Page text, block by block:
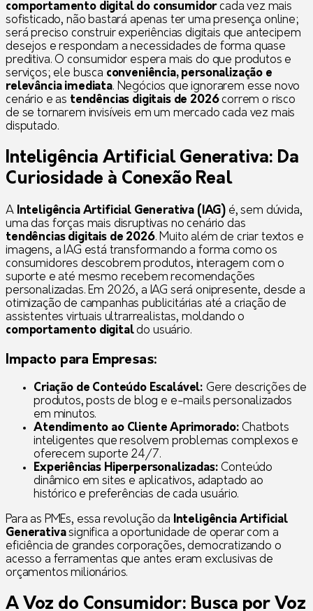
comportamento digital do consumidorcada vez mais
sofisticado, não bastará apenas ter uma presença online;
será preciso construir experiências digitais que antecipem
desejos e respondam a necessidades de forma quase
preditiva. O consumidor espera mais do que produtos e
serviços; ele busca conveniência, personalização e
relevância imediata. Negócios que ignorarem esse novo
cenário e as tendências digitais de 2026correm o risco
de se tornarem invisíveis em um mercado cada vez mais
disputado.
Inteligência Artificial Generativa: Da
Curiosidade à Conexão Real
A Inteligência Artificial Generativa (IAG) é, sem dúvida,
uma das forças mais disruptivas no cenário das
tendências digitais de 2026. Muito além de criar textos e
imagens, a IAG está transformando a forma como os
consumidores descobrem produtos, interagem com o
suporte e até mesmo recebem recomendações
personalizadas. Em 2026, a IAG será onipresente, desde a
otimização de campanhas publicitárias até a criação de
assistentes virtuais ultrarrealistas, moldando o
comportamento digitaldo usuário.
Impacto para Empresas:
Criação de Conteúdo Escalável: Gere descrições de
produtos, posts de blog e e-mails personalizados
em minutos.
Atendimento ao Cliente Aprimorado: Chatbots
inteligentes que resolvem problemas complexos e
oferecem suporte 24/7.
Experiências Hiperpersonalizadas: Conteúdo
dinâmico em sites e aplicativos, adaptado ao
histórico e preferências de cada usuário.
Para as PMEs, essa revolução da
Inteligência Artificial
Generativasignifica a oportunidade de operar com a
eficiência de grandes corporações, democratizando o
acesso a ferramentas que antes eram exclusivas de
orçamentos milionários.
A Voz do Consumidor: Busca por Voz